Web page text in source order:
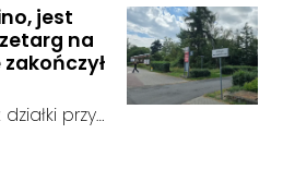
w
powiecie
jest
na
zakończył
przy
i
komentarzy artykułu: